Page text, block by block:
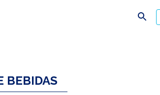
busca
BEBIDAS